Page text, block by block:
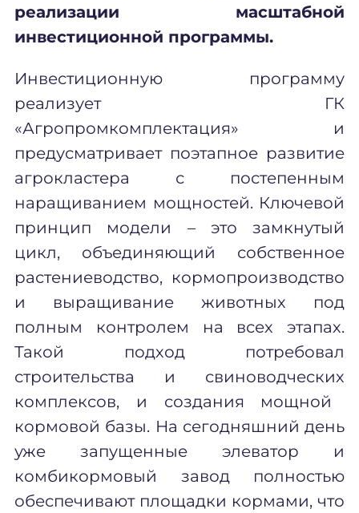
реализации масштабной
инвестиционной программы.
Инвестиционную программу
реализует ГК
«Агропромкомплектация» и
предусматривает поэтапное развитие
агрокластера с постепенным
наращиванием мощностей. Ключевой
принцип модели – это замкнутый
цикл, объединяющий собственное
растениеводство, кормопроизводство
и выращивание животных под
полным контролем на всех этапах.
Такой подход потребовал
строительства и свиноводческих
комплексов, и создания мощной
кормовой базы. На сегодняшний день
уже запущенные элеватор и
комбикормовый завод полностью
обеспечивают площадки кормами, что